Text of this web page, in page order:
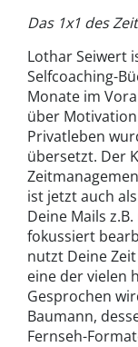
Das 1x1 des
Lothar Seiwert
Selfcoaching-
Monate im
über
Privatleben
übersetzt. Der
ist jetzt auch
Deine Mails
fokussiert
nutzt Deine
eine der vielen
Gesprochen
Baumann,
Fernseh-